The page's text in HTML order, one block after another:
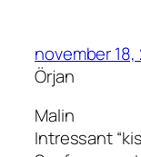
november
Örjan
Malin
Intressant